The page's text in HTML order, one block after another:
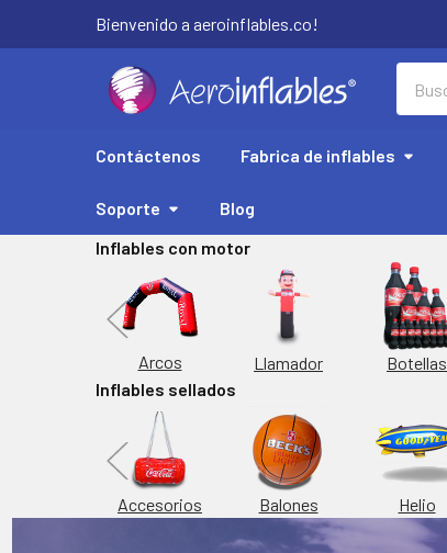
Bienvenido a aeroinflables.co!
Contáctenos Fabrica de inflables
Soporte
Blog
Inflables con motor
Arcos Llamador Botellas
Inflables sellados
Accesorios Balones Helio